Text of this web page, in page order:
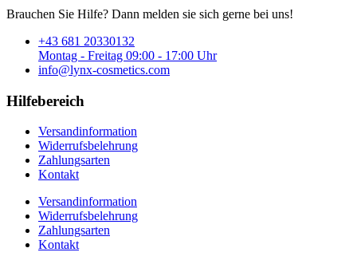
Brauchen Sie Hilfe? Dann melden sie sich gerne bei uns!
+43 681 20330132
Montag - Freitag 09:00 - 17:00 Uhr
info@lynx-cosmetics.com
Hilfebereich
Versandinformation
Widerrufsbelehrung
Zahlungsarten
Kontakt
Versandinformation
Widerrufsbelehrung
Zahlungsarten
Kontakt